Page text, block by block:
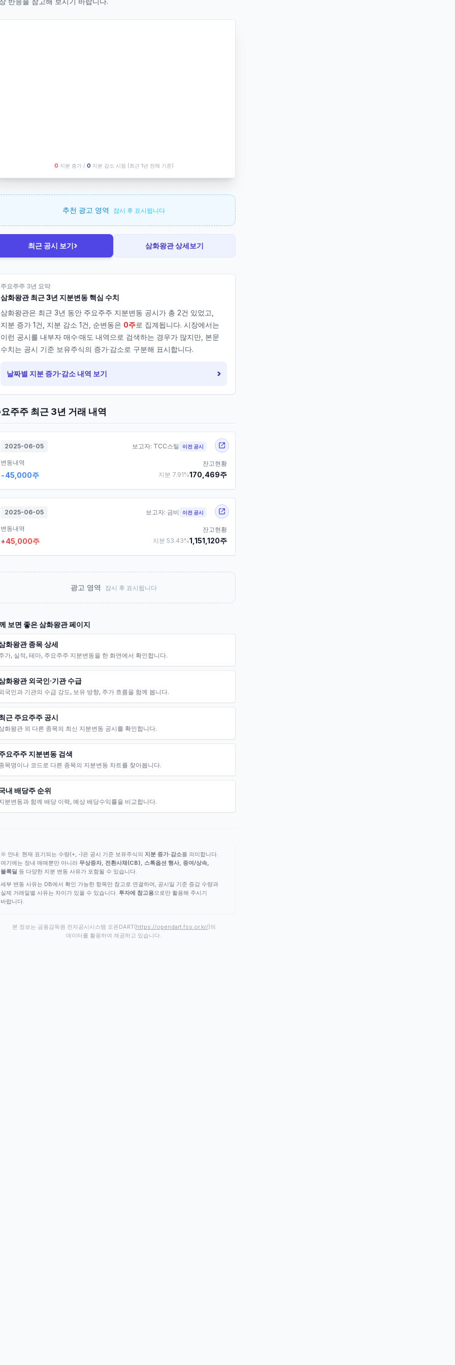
O 지분 증가 / O 지분 감소 시점 (최근 1년 전체 기준)
추천 광고 영역 잠시 후 표시됩니다
최근 공시 보기› 삼화왕관상세보기
주요주주 3년 요약
삼화왕관최근 3년 지분변동 핵심 수치
삼화왕관은 최근 3년 동안 주요주주 지분변동 공시가 총 2건 있었고,
지분 증가 1건, 지분 감소 1건, 순변동은 0주로 집계됩니다. 시장에서는
이런 공시를 내부자 매수·매도 내역으로 검색하는 경우가 많지만, 본문
수치는 공시 기준 보유주식의 증가·감소로 구분해 표시합니다.
날짜별 지분 증가·감소 내역 보기 ›
주주 최근 3년 거래 내역
2025-06-05 보고자: TCC스틸 이전 공시
변동내역
-45,000주
잔고현황
지분 7.91%170,469주
2025-06-05 보고자: 금비 이전 공시
변동내역
+45,000주
잔고현황
지분 53.43%1,151,120주
광고 영역 잠시 후 표시됩니다
보면 좋은삼화왕관페이지
화왕관 종목 상세
가, 실적, 테마, 주요주주 지분변동을 한 화면에서 확인합니다.
화왕관 외국인·기관 수급
국인과 기관의 수급 강도, 보유 방향, 주가 흐름을 함께 봅니다.
근 주요주주 공시
화왕관 외 다른 종목의 최신 지분변동 공시를 확인합니다.
요주주 지분변동 검색
목명이나 코드로 다른 종목의 지분변동 차트를 찾아봅니다.
내 배당주 순위
분변동과 함께 배당 이력, 예상 배당수익률을 비교합니다.
※ 안내: 현재 표기되는 수량(+, -)은 공시 기준 보유주식의 지분 증가·감소를 의미합니다.
여기에는 장내 매매뿐만 아니라 무상증자, 전환사채(CB), 스톡옵션 행사, 증여/상속,
블록딜 등 다양한 지분 변동 사유가 포함될 수 있습니다.
세부 변동 사유는 DB에서 확인 가능한 항목만 참고로 연결하며, 공시일 기준 증감 수량과
실제 거래일별 사유는 차이가 있을 수 있습니다. 투자에 참고용으로만 활용해 주시기
바랍니다.
본 정보는 금융감독원 전자공시시스템 오픈DART(https://opendart.fss.or.kr/)의
데이터를 활용하여 제공하고 있습니다.